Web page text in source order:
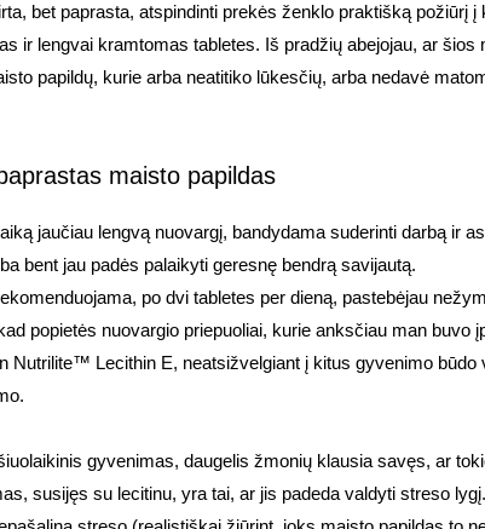
bet paprasta, atspindinti prekės ženklo praktišką požiūrį į
ir lengvai kramtomas tabletes. Iš pradžių abejojau, ar
papildų, kurie arba neatitiko lūkesčių, arba nedavė
maisto papildas
jaučiau lengvą nuovargį, bandydama suderinti darbą ir
bent jau padės palaikyti geresnę bendrą savijautą.
po dvi tabletes per dieną, pastebėjau
popietės nuovargio priepuoliai, kurie anksčiau man buvo
Nutrilite™ Lecithin E, neatsižvelgiant į kitus gyvenimo
gyvenimas, daugelis žmonių klausia savęs, ar
susijęs su lecitinu, yra tai, ar jis padeda valdyti streso